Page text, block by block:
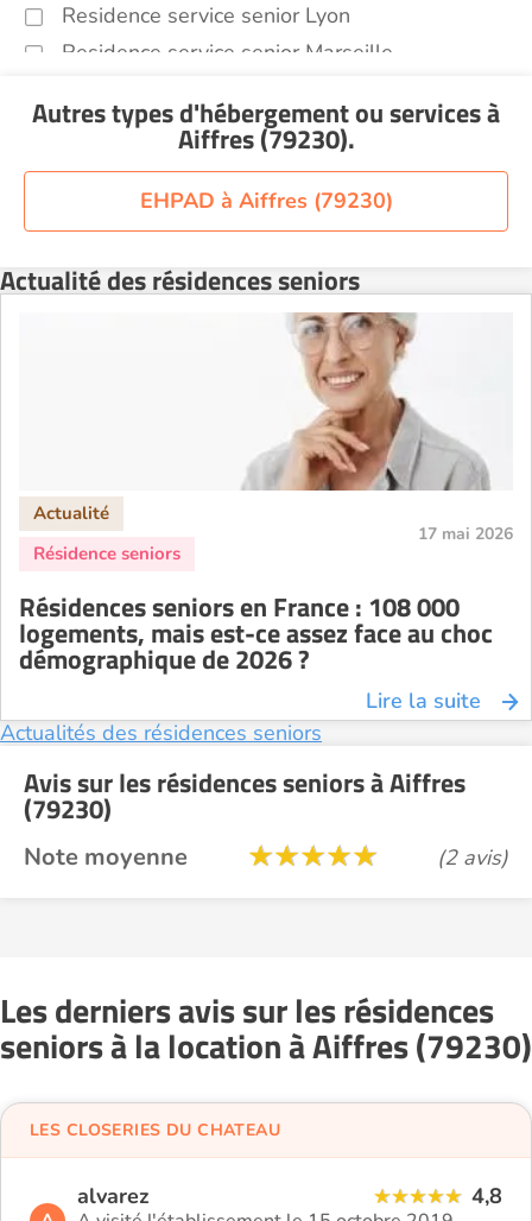
Residence service senior Lyon
Residence service senior Marseille
Residence service senior Montélimar
Residence service senior Nîmes
Residence service senior Orléans
Residence service senior Perpignan
Residence service senior Rennes
Residence service senior Strasbourg
Residence service senior Toulouse
Autres types d'hébergement ou servicesà
Aiffres (79230).
EHPAD à Aiffres (79230)
Actualité des résidences seniors
17 mai 2026
Résidences seniors en France : 108 000
logements, mais est-ce assez face au choc
démographique de 2026 ?
Lire la suite
Actualités des résidences seniors
Avis sur les résidences seniors à Aiffres
(79230)
Note moyenne (2 avis)
Les derniers avis sur les résidences
seniors à la location à Aiffres (79230)
alvarez 4,8
LES CLOSERIES DU CHATEAU